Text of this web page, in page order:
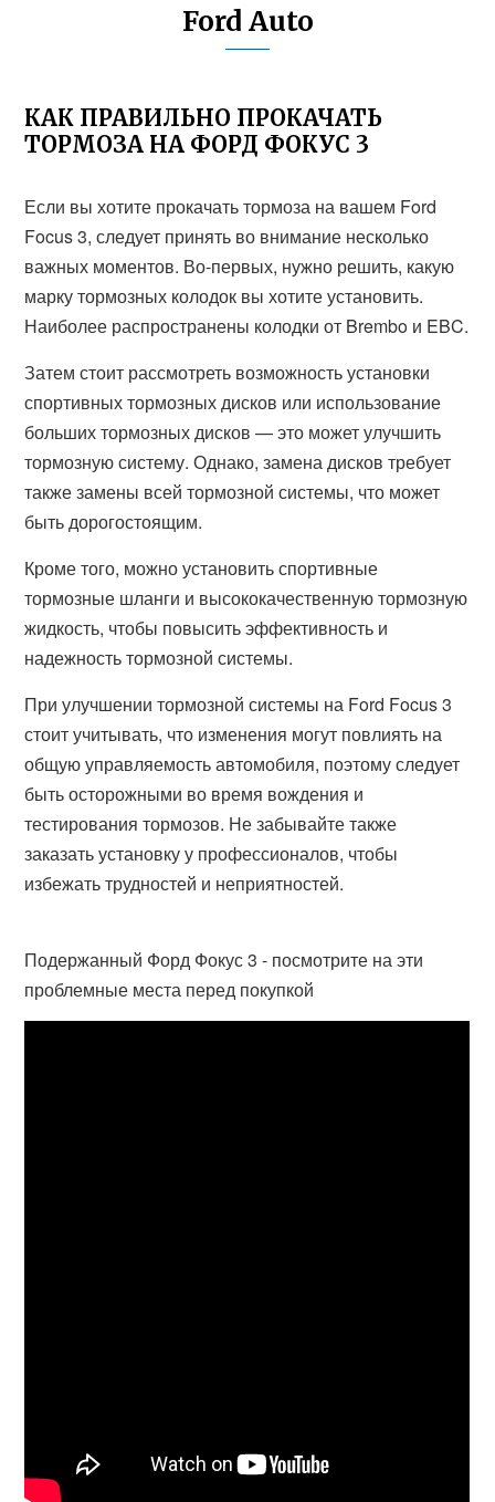
Ford Auto
КАК ПРАВИЛЬНО ПРОКАЧАТЬ
ТОРМОЗА НА ФОРД ФОКУС 3
Если вы хотите прокачать тормоза на вашем Ford
Focus 3, следует принять во внимание несколько
важных моментов. Во-первых, нужно решить, какую
марку тормозных колодок вы хотите установить.
Наиболее распространены колодки от Brembo и EBC.
Затем стоит рассмотреть возможность установки
спортивных тормозных дисков или использование
больших тормозных дисков — это может улучшить
тормозную систему. Однако, замена дисков требует
также замены всей тормозной системы, что может
быть дорогостоящим.
Кроме того, можно установить спортивные
тормозные шланги и высококачественную тормозную
жидкость, чтобы повысить эффективность и
надежность тормозной системы.
При улучшении тормозной системы на Ford Focus 3
стоит учитывать, что изменения могут повлиять на
общую управляемость автомобиля, поэтому следует
быть осторожными во время вождения и
тестирования тормозов. Не забывайте также
заказать установку у профессионалов, чтобы
избежать трудностей и неприятностей.
Подержанный Форд Фокус 3 - посмотрите на эти
проблемные места перед покупкой